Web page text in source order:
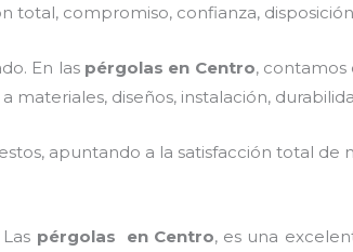
total, compromiso, confianza,
En las pérgolas en Centro, contamos
materiales, diseños, instalación,
apuntando a la satisfacción total
pérgolas en Centro, es una